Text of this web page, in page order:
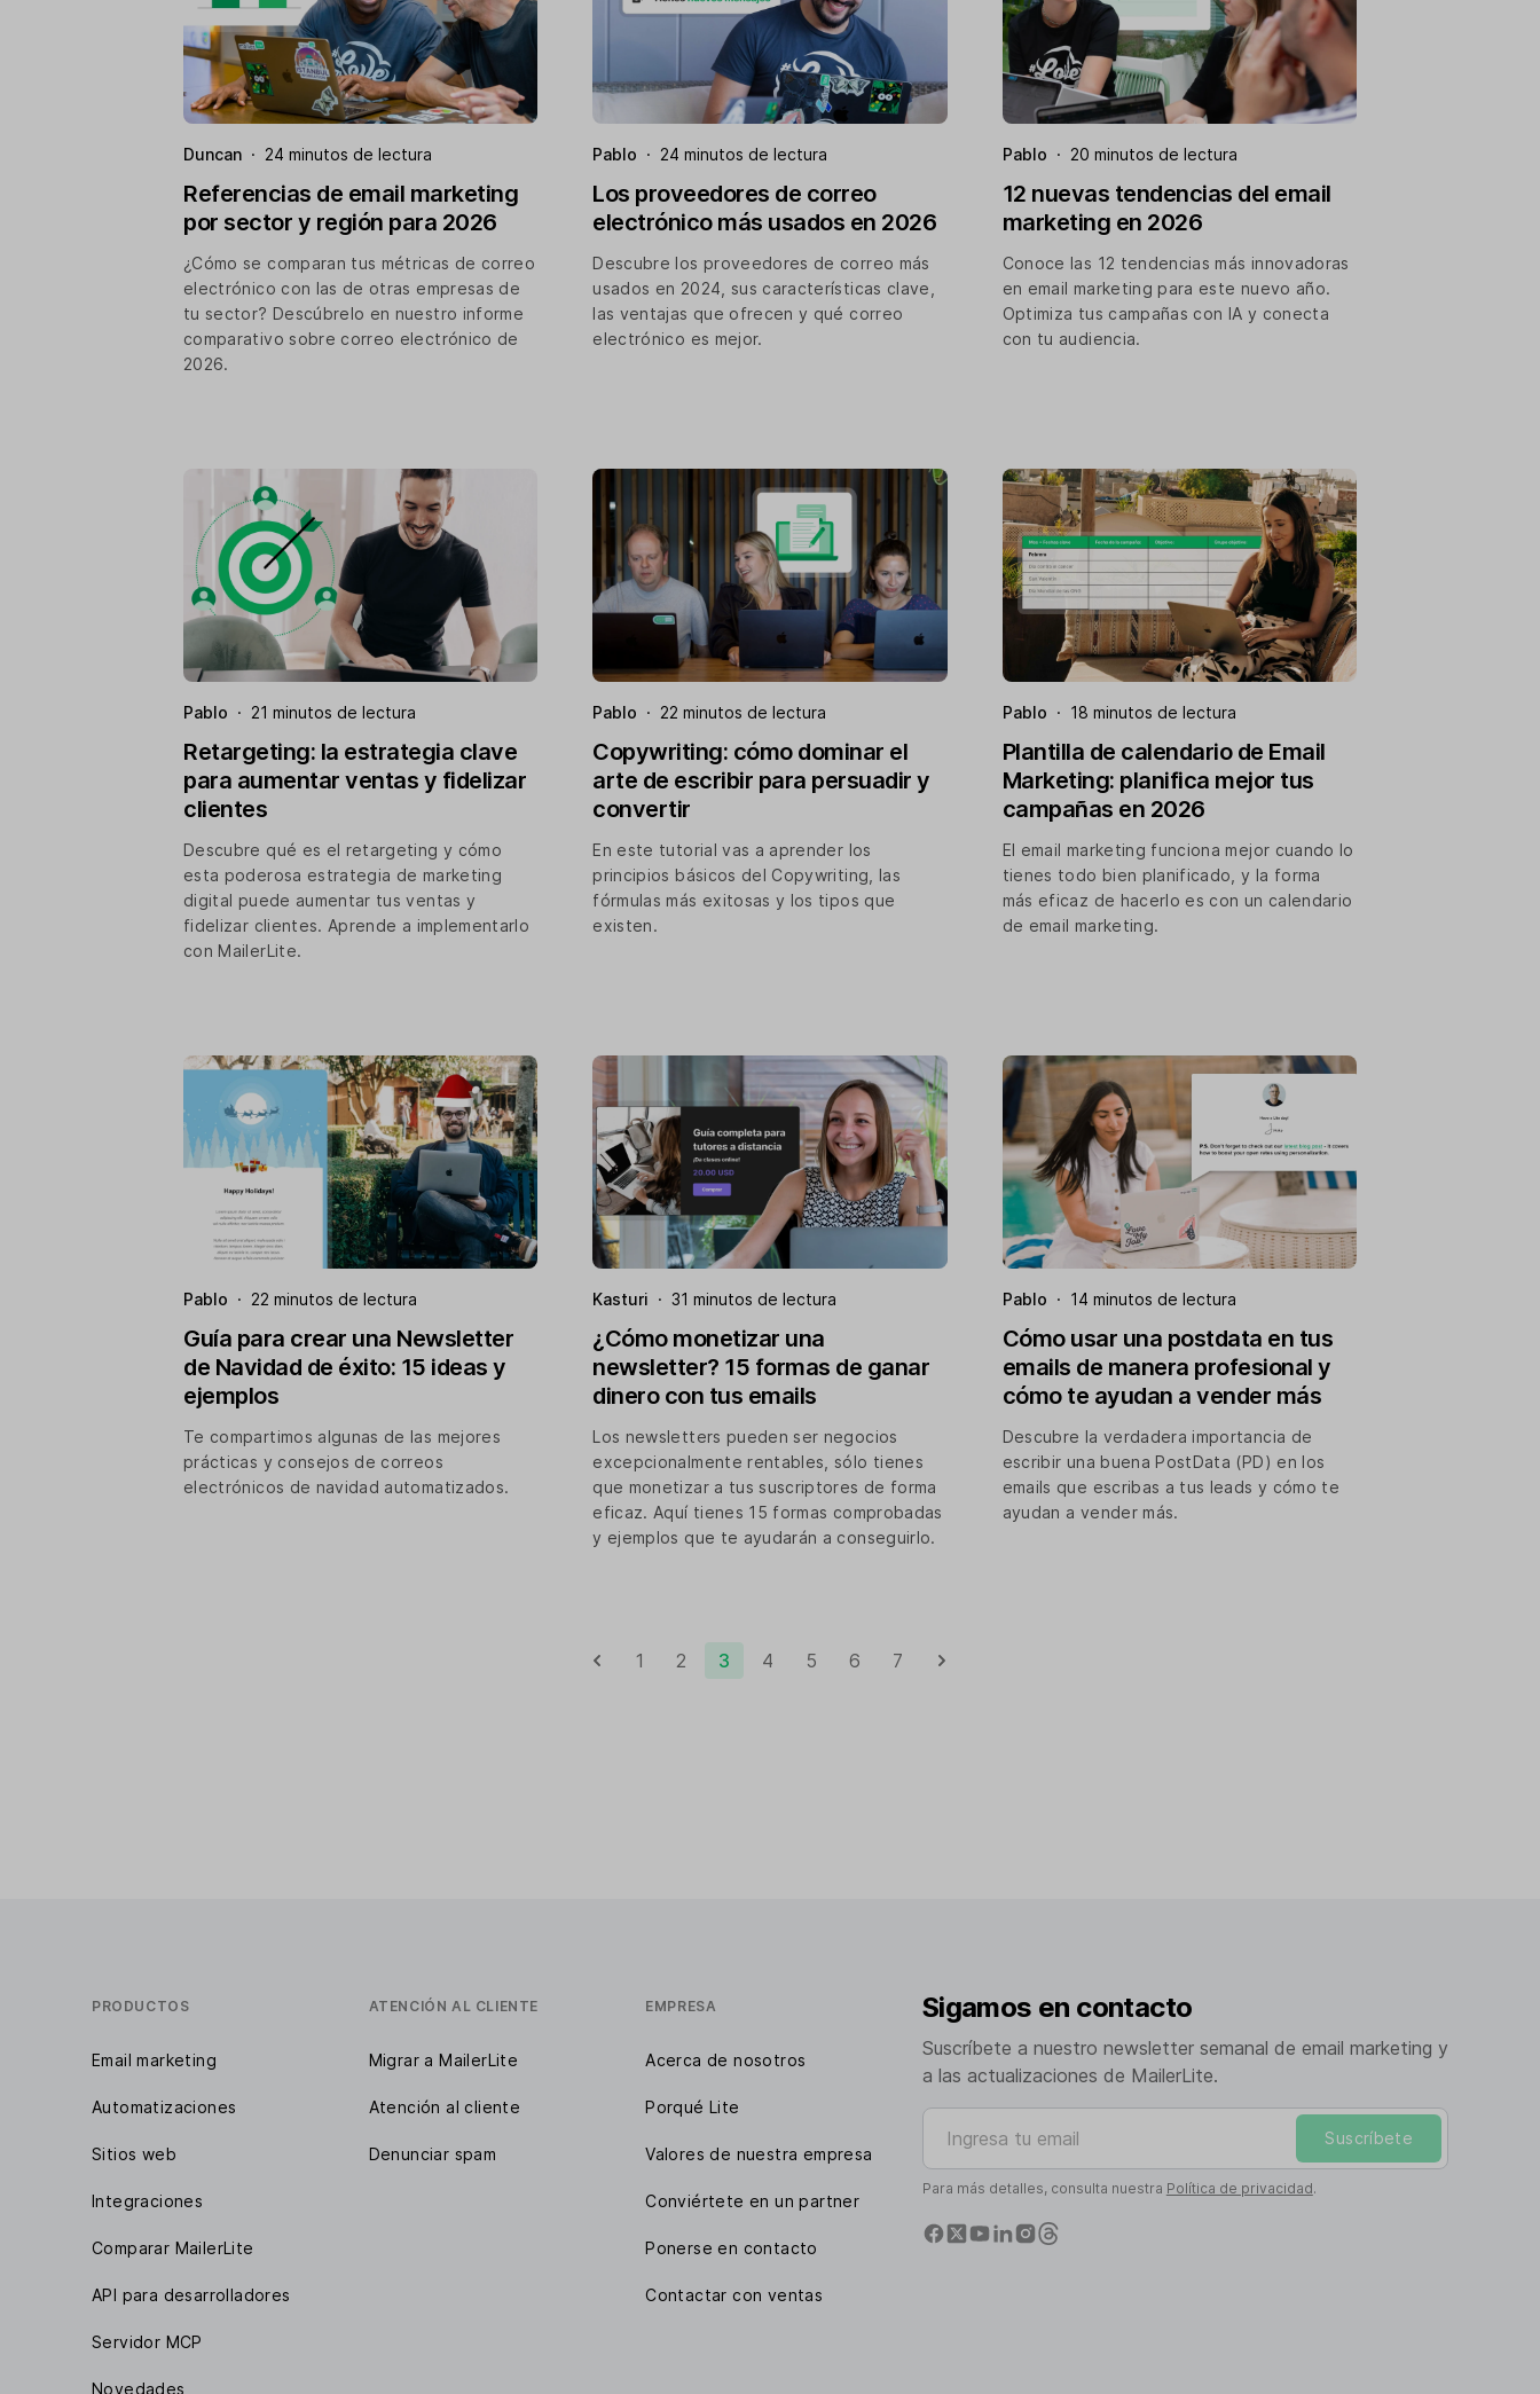
Duncan · 24 minutos de lectura
Referencias de email marketing
por sector y región para 2026
¿Cómo se comparan tus métricas de correo
electrónico con las de otras empresas de
tu sector? Descúbrelo en nuestro informe
comparativo sobre correo electrónico de
2026.
Pablo · 24 minutos de lectura
Los proveedores de correo
electrónico más usados en 2026
Descubre los proveedores de correo más
usados en 2024, sus características clave,
las ventajas que ofrecen y qué correo
electrónico es mejor.
Pablo · 20 minutos de lectura
12 nuevas tendencias del email
marketing en 2026
Conoce las 12 tendencias más innovadoras
en email marketing para este nuevo año.
Optimiza tus campañas con IA y conecta
con tu audiencia.
Pablo · 21 minutos de lectura
Retargeting: la estrategia clave
para aumentar ventas y fidelizar
clientes
Descubre qué es el retargeting y cómo
esta poderosa estrategia de marketing
digital puede aumentar tus ventas y
fidelizar clientes. Aprende a implementarlo
con MailerLite.
Pablo · 22 minutos de lectura
Copywriting: cómo dominar el
arte de escribir para persuadir y
convertir
En este tutorial vas a aprender los
principios básicos del Copywriting, las
fórmulas más exitosas y los tipos que
existen.
Pablo · 18 minutos de lectura
Plantilla de calendario de Email
Marketing: planifica mejor tus
campañas en 2026
El email marketing funciona mejor cuando lo
tienes todo bien planificado, y la forma
más eficaz de hacerlo es con un calendario
de email marketing.
Pablo · 22 minutos de lectura
Guía para crear una Newsletter
de Navidad de éxito: 15 ideas y
ejemplos
Te compartimos algunas de las mejores
prácticas y consejos de correos
electrónicos de navidad automatizados.
Kasturi · 31 minutos de lectura
¿Cómo monetizar una
newsletter? 15 formas de ganar
dinero con tus emails
Los newsletters pueden ser negocios
excepcionalmente rentables, sólo tienes
que monetizar a tus suscriptores de forma
eficaz. Aquí tienes 15 formas comprobadas
y ejemplos que te ayudarán a conseguirlo.
Pablo · 14 minutos de lectura
Cómo usar una postdata en tus
emails de manera profesional y
cómo te ayudan a vender más
Descubre la verdadera importancia de
escribir una buena PostData (PD) en los
emails que escribas a tus leads y cómo te
ayudan a vender más.
1 2 3 4 5 6 7
PRODUCTOS
Email marketing
Automatizaciones
Sitios web
Integraciones
Comparar MailerLite
API para desarrolladores
Servidor MCP
Novedades
ATENCIÓN AL CLIENTE
Migrar a MailerLite
Atención al cliente
Denunciar spam
EMPRESA
Acerca de nosotros
Porqué Lite
Valores de nuestra empresa
Conviértete en un partner
Ponerse en contacto
Contactar con ventas
Sigamos en contacto
Suscríbete a nuestro newsletter semanal de email marketing y
a las actualizaciones de MailerLite.
Ingresa tu email
Suscríbete
Para más detalles, consulta nuestra Política de privacidad.